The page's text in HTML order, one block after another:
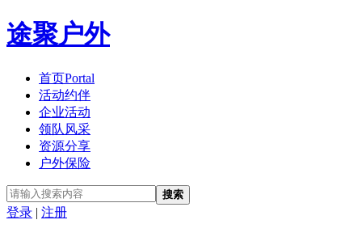
途聚户外
首页Portal
活动约伴
企业活动
领队风采
资源分享
户外保险
搜索
登录 | 注册